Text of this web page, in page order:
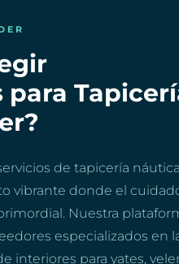
de tapicería náutica
vibrante donde el
Nuestra
especializados en
interiores para yates,